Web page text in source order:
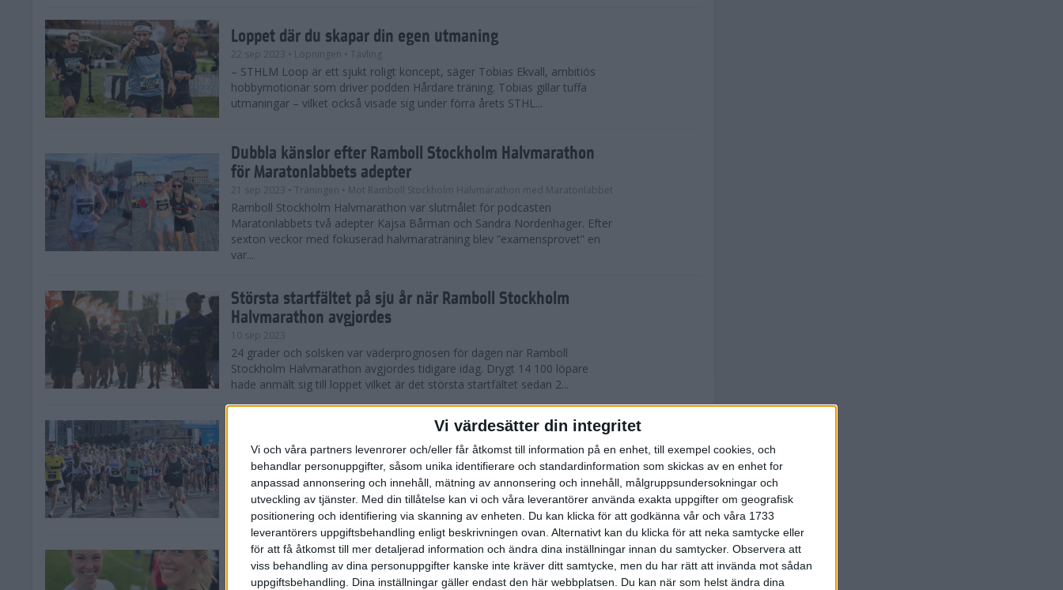
Vi värdesätter din integritet
Vi och våra partners levenrorer och/eller får åtkomst till information på en enhet, till exempel cookies, och
behandlar personuppgifter, såsom unika identifierare och standardinformation som skickas av en enhet for
anpassad annonsering och innehåll, mätning av annonsering och innehåll, målgruppsundersokningar och
utveckling av tjänster. Med din tillåtelse kan vi och våra leverantörer använda exakta uppgifter om geografisk
positionering och identifiering via skanning av enheten. Du kan klicka för att godkänna vår och våra 1733
leverantörers uppgiftsbehandling enligt beskrivningen ovan. Alternativt kan du klicka för att neka samtycke eller
för att få åtkomst till mer detaljerad information och ändra dina inställningar innan du samtycker. Observera att
viss behandling av dina personuppgifter kanske inte kräver ditt samtycke, men du har rätt att invända mot sådan
uppgiftsbehandling. Dina inställningar gäller endast den här webbplatsen. Du kan när som helst ändra dina
Loppet där du skapar din egen utmaning
22 sep 2023 • Löpningen • Tävling
– STHLM Loop är ett sjukt roligt koncept, säger Tobias Ekvall, ambitiös
hobbymotionär som driver podden Hårdare träning. Tobias gillar tuffa
utmaningar – vilket också visade sig under förra årets STHL...
Dubbla känslor efter Ramboll Stockholm Halvmarathon
för Maratonlabbets adepter
21 sep 2023 • Träningen • Mot Ramboll Stockholm Halvmarathon med Maratonlabbet
Ramboll Stockholm Halvmarathon var slutmålet för podcasten
Maratonlabbets två adepter Kajsa Bårman och Sandra Nordenhager. Efter
sexton veckor med fokuserad halvmaraträning blev ”examensprovet” en
var...
Största startfältet på sju år när Ramboll Stockholm
Halvmarathon avgjordes
10 sep 2023
24 grader och solsken var väderprognosen för dagen när Ramboll
Stockholm Halvmarathon avgjordes tidigare idag. Drygt 14 100 löpare
hade anmält sig till loppet vilket är det största startfältet sedan 2...
Nytt banrekord signerat Diego Estrada när Ramboll
Stockholm Halvmarathon avgjordes
10 sep 2023
Det var ett varmt Stockholm som välkomnade löparna i årets Ramboll
Stockholm Halvmarathon, men trots värmen så levererade eliten riktigt
fina tider. På herrsidan tog amerikanen Diego Estrada ledningen...
Kajsa och Sandra redo för Ramboll Stockholm
Halvmarathon